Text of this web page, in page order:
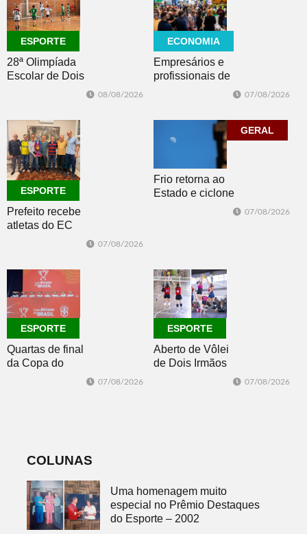
ESPORTE
28ª Olimpíada
Escolar de Dois
08/08/2026
ECONOMIA
Empresários e
profissionais de
07/08/2026
ESPORTE
Prefeito recebe
atletas do EC
Master 65+
07/08/2026
GERAL
Frio retorna ao
Estado e ciclone
07/08/2026
ESPORTE
Quartas de final
da Copa do
Brasil 2026: veja
07/08/2026
ESPORTE
Aberto de Vôlei
de Dois Irmãos
07/08/2026
COLUNAS
Uma homenagem muito
especial no Prêmio Destaques
do Esporte – 2002